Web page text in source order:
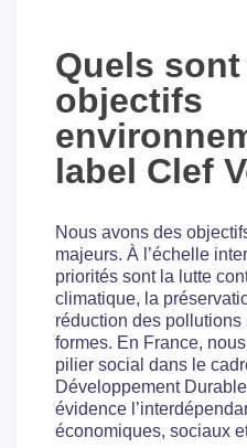
Quels
objectifs
label Clef
Nous avons des
majeurs. À l’échelle
priorités sont la lutte
climatique, la
réduction des pollutions
formes. En France,
pilier social dans le
Développement
évidence
économiques, sociaux